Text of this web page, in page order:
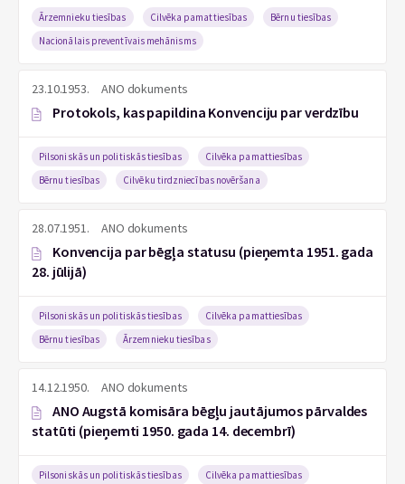
Ārzemnieku tiesības Cilvēka pamattiesības
Bērnu tiesības
Nacionālais preventīvais mehānisms
23.10.1953. ANO dokuments
Protokols, kas papildina Konvenciju par verdzību
Pilsoniskās un politiskās tiesības
Cilvēka pamattiesības
Bērnu tiesības
Cilvēku tirdzniecības novēršana
28.07.1951. ANO dokuments
Konvencija par bēgļa statusu (pieņemta 1951. gada
28. jūlijā)
Pilsoniskās un politiskās tiesības
Cilvēka pamattiesības
Bērnu tiesības
Ārzemnieku tiesības
14.12.1950. ANO dokuments
ANO Augstā komisāra bēgļu jautājumos pārvaldes
statūti (pieņemti 1950. gada 14. decembrī)
Pilsoniskās un politiskās tiesības
Cilvēka pamattiesības